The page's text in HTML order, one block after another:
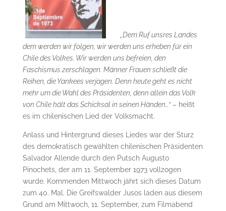
„Dem Ruf unsres Landes
dem werden wir folgen, wir werden uns erheben für ein
Chile des Volkes. Wir werden uns befreien, den
Faschismus zerschlagen. Männer Frauen schließt die
Reihen, die Yankees verjagen. Denn heute geht es nicht
mehr um die Wahl des Präsidenten, denn allein das Volk
von Chile hält das Schicksal in seinen Händen…“– heißt
es im chilenischen Lied der Volksmacht.
Anlass und Hintergrund dieses Liedes war der Sturz
des demokratisch gewählten chilenischen Präsidenten
Salvador Allende durch den Putsch Augusto
Pinochets, der am 11. September 1973 vollzogen
wurde. Kommenden Mittwoch jährt sich dieses Datum
zum 40. Mal. Die Greifswalder Jusos laden aus diesem
Grund am Mittwoch, 11. September, zum Filmabend